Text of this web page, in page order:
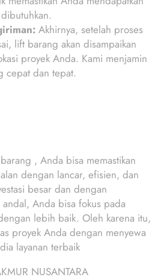
Akhirnya, setelah proses
lift barang akan disampaikan
proyek Anda. Kami menjamin
cepat dan tepat.
, Anda bisa memastikan
dengan lancar, efisien, dan
besar dan dengan
Anda bisa fokus pada
lebih baik. Oleh karena itu,
proyek Anda dengan menyewa
layanan terbaik
NUSANTARA